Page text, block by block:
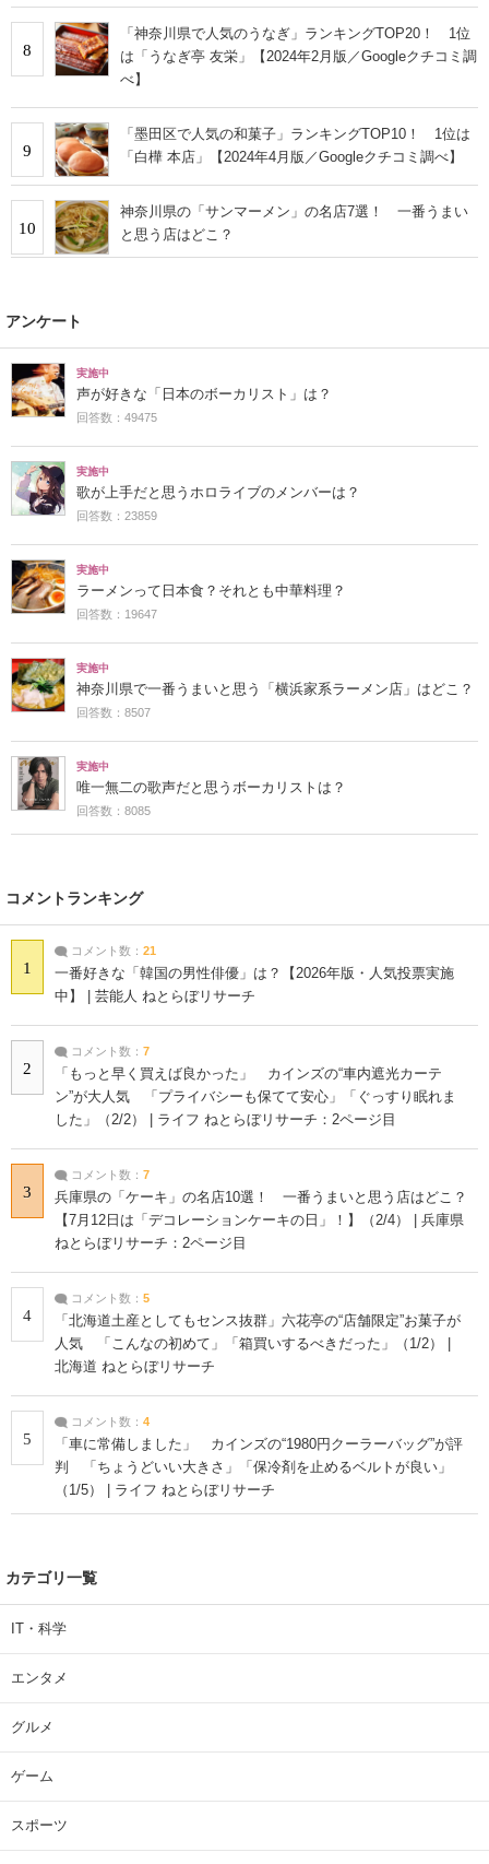
8
「神奈川県で人気のうなぎ」ランキングTOP20！ 1位
は「うなぎ亭 友栄」【2024年2月版／Googleクチコミ調
べ】
9
「墨田区で人気の和菓子」ランキングTOP10！ 1位は
「白樺 本店」【2024年4月版／Googleクチコミ調べ】
10
神奈川県の「サンマーメン」の名店7選！ 一番うまい
と思う店はどこ？
アンケート
実施中
声が好きな「日本のボーカリスト」は？
回答数：49475
実施中
歌が上手だと思うホロライブのメンバーは？
回答数：23859
実施中
ラーメンって日本食？それとも中華料理？
回答数：19647
実施中
神奈川県で一番うまいと思う「横浜家系ラーメン店」はどこ？
回答数：8507
実施中
唯一無二の歌声だと思うボーカリストは？
回答数：8085
コメントランキング
1
コメント数： 21
一番好きな「韓国の男性俳優」は？【2026年版・人気投票実施
中】 | 芸能人 ねとらぼリサーチ
2
コメント数： 7
「もっと早く買えば良かった」 カインズの“車内遮光カーテ
ン”が大人気 「プライバシーも保てて安心」「ぐっすり眠れま
した」（2/2） | ライフ ねとらぼリサーチ：2ページ目
3
コメント数： 7
兵庫県の「ケーキ」の名店10選！ 一番うまいと思う店はどこ？
【7月12日は「デコレーションケーキの日」！】（2/4） | 兵庫県
ねとらぼリサーチ：2ページ目
4
コメント数： 5
「北海道土産としてもセンス抜群」六花亭の“店舗限定”お菓子が
人気 「こんなの初めて」「箱買いするべきだった」（1/2） |
北海道 ねとらぼリサーチ
5
コメント数： 4
「車に常備しました」 カインズの“1980円クーラーバッグ”が評
判 「ちょうどいい大きさ」「保冷剤を止めるベルトが良い」
（1/5） | ライフ ねとらぼリサーチ
カテゴリ一覧
IT・科学
エンタメ
グルメ
ゲーム
スポーツ